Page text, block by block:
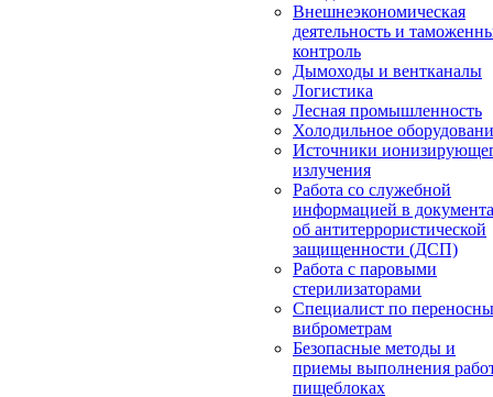
Внешнеэкономическая
деятельность и
контроль
Дымоходы и вентканалы
Логистика
Лесная промышленность
Холодильное
Источники
излучения
Работа со служебной
информацией в
об антитеррористической
защищенности (ДСП)
Работа с паровыми
стерилизаторами
Специалист по
виброметрам
Безопасные методы и
приемы выполнения
пищеблоках